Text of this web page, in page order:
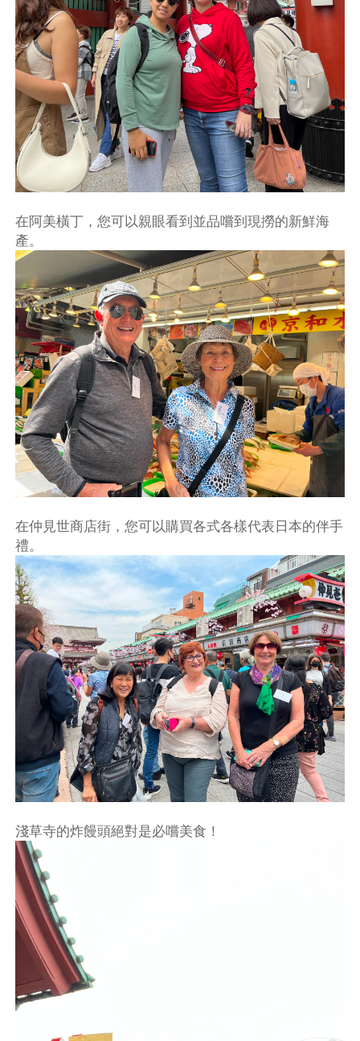
在阿美橫丁，您可以親眼看到並品嚐到現撈的新鮮海
產。
在仲見世商店街，您可以購買各式各樣代表日本的伴手
禮。
淺草寺的炸饅頭絕對是必嚐美食！